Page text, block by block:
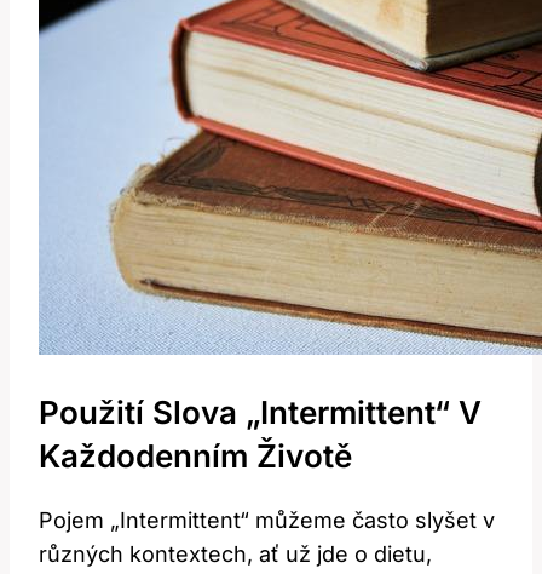
Použití Slova „Intermittent“ V
Každodenním Životě
Pojem „Intermittent“ můžeme často slyšet v
různých kontextech, ať už jde o dietu,